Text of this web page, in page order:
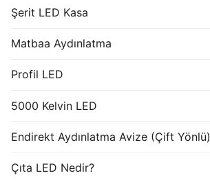
Şerit LED Kasa
Matbaa Aydınlatma
Profil LED
5000 Kelvin LED
Endirekt Aydınlatma Avize (Çift Yönlü)
Çıta LED Nedir?